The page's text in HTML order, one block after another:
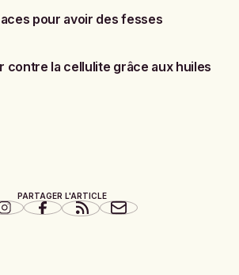
pour avoir des fesses
contre la cellulite grâce aux huiles
PARTAGER L'ARTICLE